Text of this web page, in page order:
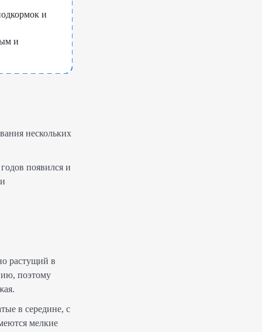
и
и
нескольких
появился и
растущий в
поэтому
в середине, с
мелкие